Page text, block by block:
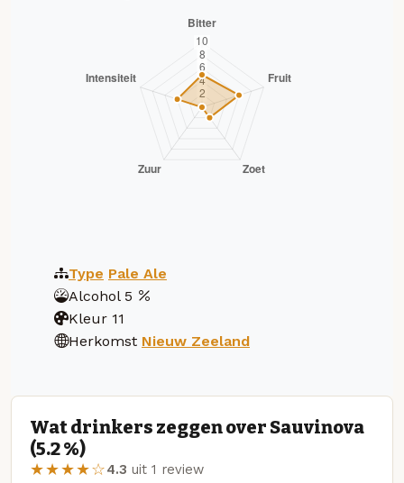
Type Pale Ale
Alcohol 5
Kleur 11
Herkomst Nieuw Zeeland
Wat drinkers zeggen over Sauvinova
(5.2 %)
★★★★☆4.3 uit 1 review